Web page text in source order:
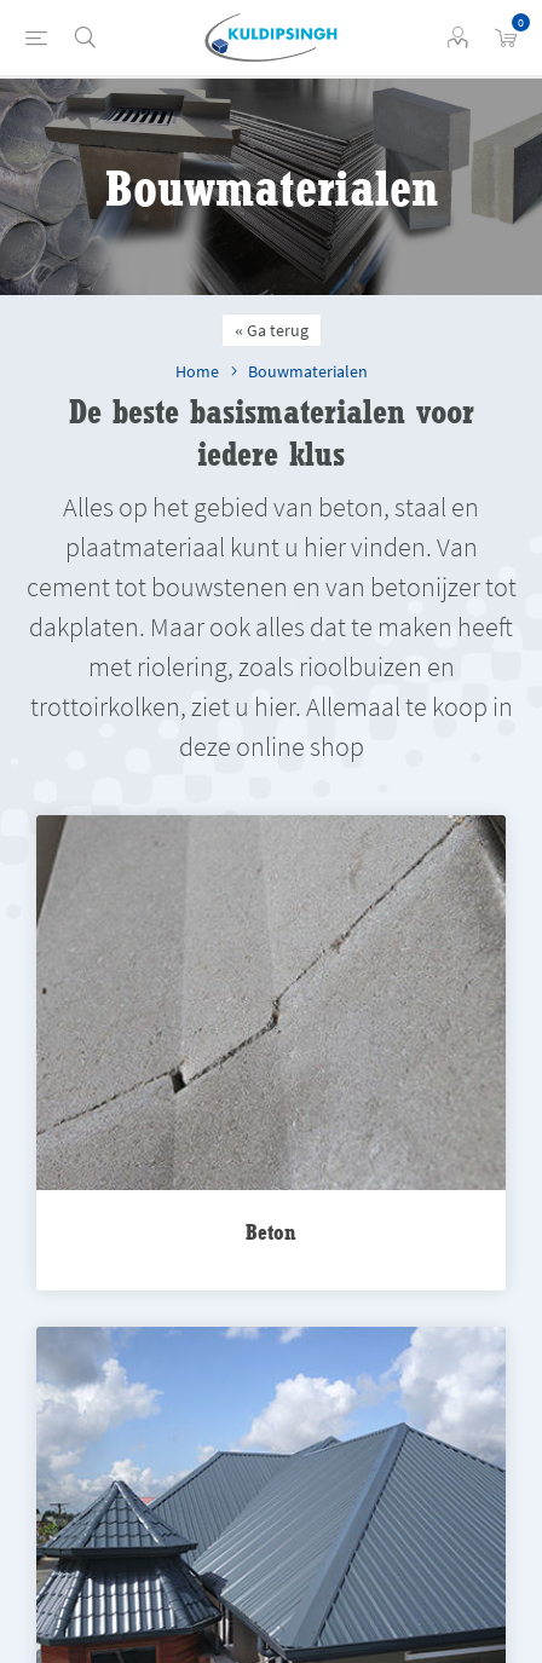
0
Bouwmaterialen
Ga terug
Home
Bouwmaterialen
De beste basismaterialen voor
iedere klus
Alles op het gebied van beton, staal en
plaatmateriaal kunt u hier vinden. Van
cement tot bouwstenen en van betonijzer tot
dakplaten. Maar ook alles dat te maken heeft
met riolering, zoals rioolbuizen en
trottoirkolken, ziet u hier. Allemaal te koop in
deze online shop
Beton